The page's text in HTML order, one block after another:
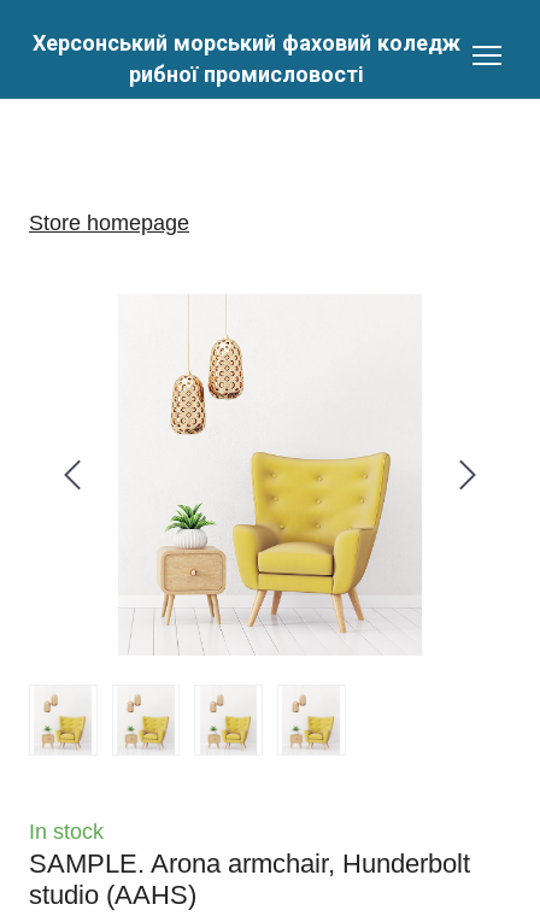
Херсонський морський фаховий коледж
рибної промисловості
Store homepage
In stock
SAMPLE. Arona armchair, Hunderbolt
studio (AAHS)